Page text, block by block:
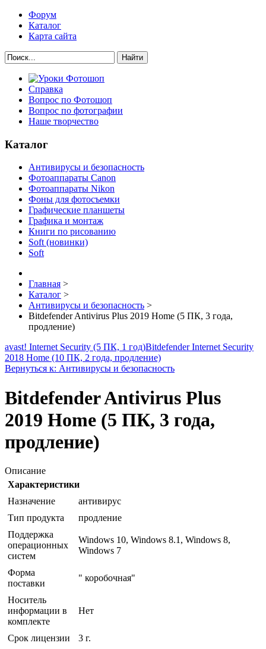
Форум
Каталог
Карта сайта
Найти
Справка
Вопрос по Фотошоп
Вопрос по фотографии
Наше творчество
Каталог
Антивирусы и безопасность
Фотоаппараты Canon
Фотоаппараты Nikon
Фоны для фотосъемки
Графические планшеты
Графика и монтаж
Книги по рисованию
Soft (новинки)
Soft
Главная >
Каталог >
Антивирусы и безопасность >
Bitdefender Antivirus Plus 2019 Home (5 ПК, 3 года,
продление)
avast! Internet Security (5 ПК, 1 год)Bitdefender Internet Security
2018 Home (10 ПК, 2 года, продление)
Вернуться к: Антивирусы и безопасность
Bitdefender Antivirus Plus
2019 Home (5 ПК, 3 года,
продление)
Описание
Характеристики
Назначение
антивирус
Тип продукта
продление
Поддержка
операционных
систем
Windows 10, Windows 8.1, Windows 8,
Windows 7
Форма
поставки
" коробочная"
Носитель
информации в
комплекте
Нет
Срок лицензии
3 г.